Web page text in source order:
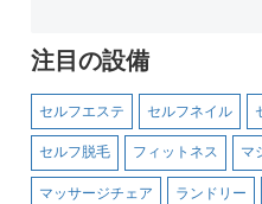
注目の設備
セルフエステ セルフネイル
セルフ脱毛 フィットネス マ
マッサージチェア ランドリー